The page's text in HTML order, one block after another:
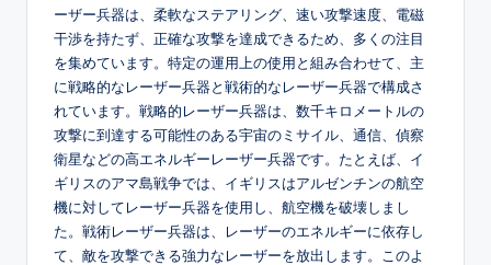
ーザー兵器は、柔軟なステアリング、速い攻撃速度、電磁
干渉を持たず、正確な攻撃を達成できるため、多くの注目
を集めています。特定の運用上の使用と組み合わせて、主
に戦略的なレーザー兵器と戦術的なレーザー兵器で構成さ
れています。戦略的レーザー兵器は、数千キロメートルの
攻撃に到達する可能性のある宇宙のミサイル、通信、偵察
衛星などの高エネルギーレーザー兵器です。たとえば、イ
ギリスのアマ島戦争では、イギリスはアルゼンチンの航空
機に対してレーザー兵器を使用し、航空機を破壊しまし
た。戦術レーザー兵器は、レーザーのエネルギーに依存し
て、敵を攻撃できる強力なレーザーを放出します。このよ